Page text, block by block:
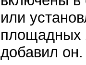
или
площадных
добавил он.